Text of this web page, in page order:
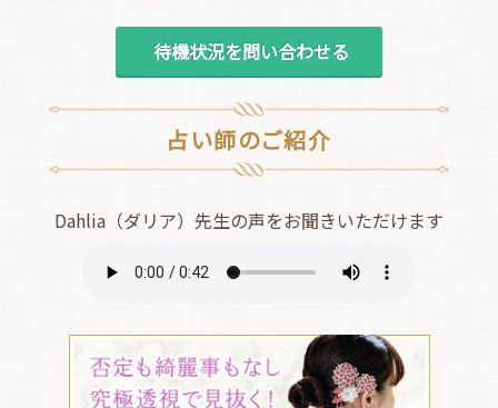
待機状況を問い合わせる
占い師のご紹介
Dahlia（ダリア）先生の声をお聞きいただけます